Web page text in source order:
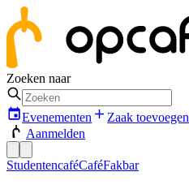
Zoeken naar
Evenementen Zaak toevoegen
Aanmelden
StudentencaféCaféFakbar